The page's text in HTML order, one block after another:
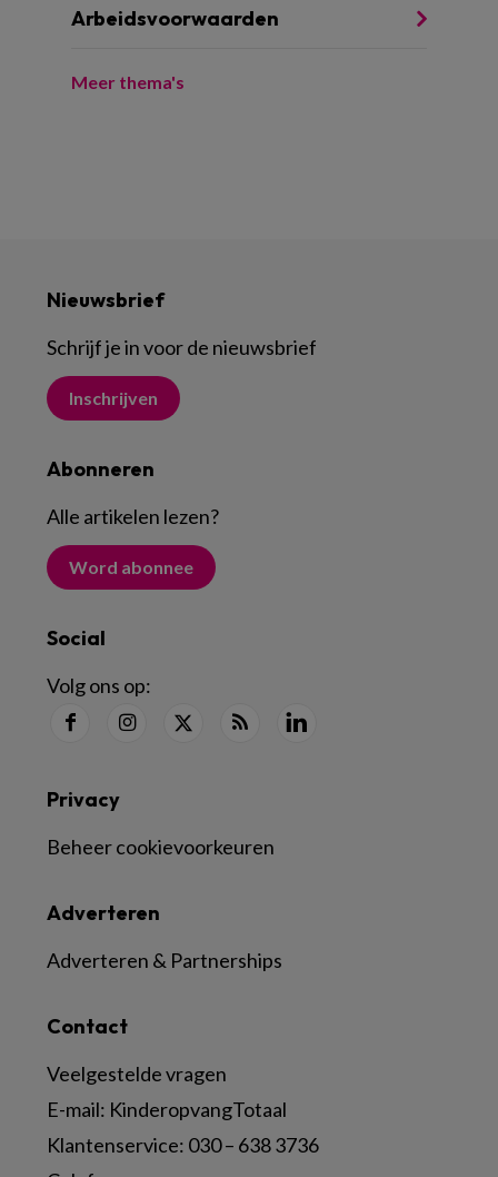
Arbeidsvoorwaarden
Meer thema's
Nieuwsbrief
Schrijf je in voor de nieuwsbrief
Inschrijven
Abonneren
Alle artikelen lezen?
Word abonnee
Social
Volg ons op:
Contact
Veelgestelde vragen
E-mail: KinderopvangTotaal
Klantenservice: 030 – 638 3736
Adverteren
Adverteren & Partnerships
Privacy
Beheer cookievoorkeuren